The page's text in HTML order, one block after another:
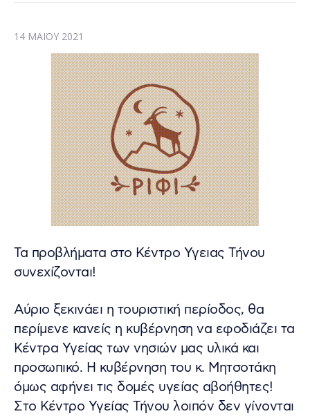
14 ΜΑΪ́ΟΥ 2021
Τα προβλήματα στο Κέντρο Υγειας Τήνου
συνεχίζονται!
Αύριο ξεκινάει η τουριστική περίοδος, θα
περίμενε κανείς η κυβέρνηση να εφοδιάζει τα
Κέντρα Υγείας των νησιών μας υλικά και
προσωπικό. Η κυβέρνηση του κ. Μητσοτάκη
όμως αφήνει τις δομές υγείας αβοήθητες!
Στο Κέντρο Υγείας Τήνου λοιπόν δεν γίνονται